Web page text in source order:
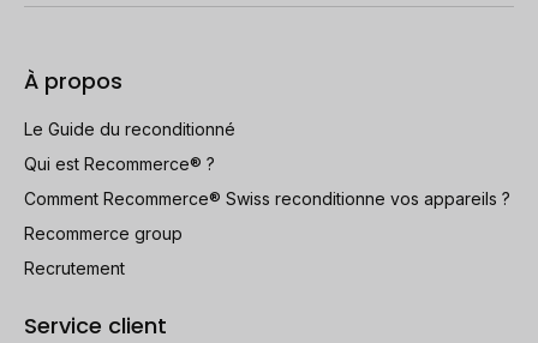
À propos
Le Guide du reconditionné
Qui est Recommerce® ?
Comment Recommerce® Swiss reconditionne vos appareils ?
Recommerce group
Recrutement
Service client